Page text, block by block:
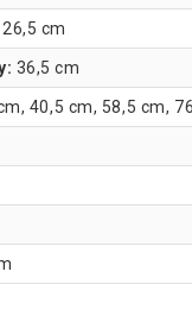
26,5 cm
36,5 cm
40,5 cm, 58,5 cm,